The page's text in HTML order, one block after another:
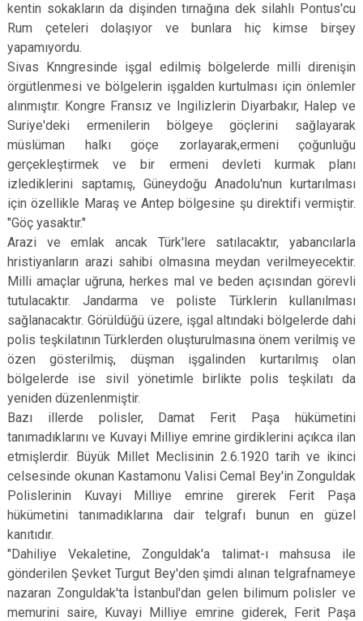
kentin sokakların da dişinden tırnağına dek silahlı Pontus'cu
Rum çeteleri dolaşıyor ve bunlara hiç kimse birşey
yapamıyordu.
Sivas Knngresinde işgal edilmiş bölgelerde milli direnişin
örgütlenmesi ve bölgelerin işgalden kurtulması için önlemler
alınmıştır. Kongre Fransız ve Ingilizlerin Diyarbakır, Halep ve
Suriye'deki ermenilerin bölgeye göçlerini sağlayarak
müslüman halkı göçe zorlayarak,ermeni çoğunluğu
gerçekleştirmek ve bir ermeni devleti kurmak planı
izlediklerini saptamış, Güneydoğu Anadolu'nun kurtarılması
için özellikle Maraş ve Antep bölgesine şu direktifi vermiştir.
"Göç yasaktır."
Arazi ve emlak ancak Türk'lere satılacaktır, yabancılarla
hristiyanların arazi sahibi olmasına meydan verilmeyecektir.
Milli amaçlar uğruna, herkes mal ve beden açısından görevli
tutulacaktır. Jandarma ve poliste Türklerin kullanılması
sağlanacaktır. Görüldüğü üzere, işgal altındaki bölgelerde dahi
polis teşkilatının Türklerden oluşturulmasına önem verilmiş ve
özen gösterilmiş, düşman işgalinden kurtarılmış olan
bölgelerde ise sivil yönetimle birlikte polis teşkilatı da
yeniden düzenlenmiştir.
Bazı illerde polisler, Damat Ferit Paşa hükümetini
tanımadıklarını ve Kuvayi Milliye emrine girdiklerini açıkca ilan
etmişlerdir. Büyük Millet Meclisinin 2.6.1920 tarih ve ikinci
celsesinde okunan Kastamonu Valisi Cemal Bey'in Zonguldak
Polislerinin Kuvayi Milliye emrine girerek Ferit Paşa
hükümetini tanımadıklarına dair telgrafı bunun en güzel
kanıtıdır.
"Dahiliye Vekaletine, Zonguldak'a talimat-ı mahsusa ile
gönderilen Şevket Turgut Bey'den şimdi alınan telgrafnameye
nazaran Zonguldak'ta İstanbul'dan gelen bilimum polisler ve
memurini saire, Kuvayi Milliye emrine giderek, Ferit Paşa